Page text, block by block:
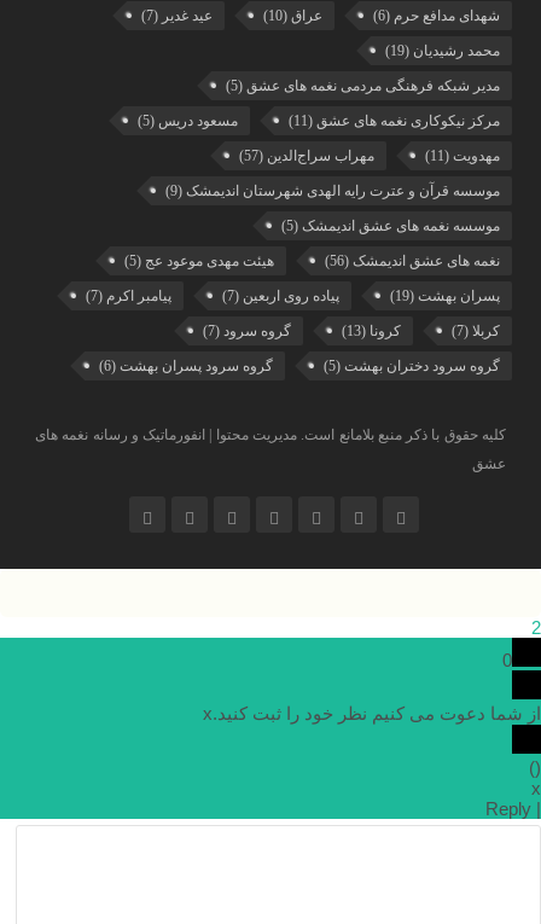
شهدای مدافع حرم (6) عراق (10) عید غدیر (7)
محمد رشیدیان (19)
مدیر شبکه فرهنگی مردمی نغمه های عشق (5)
مرکز نیکوکاری نغمه های عشق (11) مسعود دریس (5)
مهدویت (11) مهراب سراج‌الدین (57)
موسسه قرآن و عترت رایه الهدی شهرستان اندیمشک (9)
موسسه نغمه های عشق اندیمشک (5)
نغمه های عشق اندیمشک (56) هیئت مهدی موعود عج (5)
پسران بهشت (19) پیاده روی اربعین (7) پیامبر اکرم (7)
کربلا (7) کرونا (13) گروه سرود (7)
گروه سرود دختران بهشت (5) گروه سرود پسران بهشت (6)
کلیه حقوق با ذکر منبع بلامانع است. مدیریت محتوا | انفورماتیک و رسانه نغمه های
عشق
2
0
از شما دعوت می کنیم نظر خود را ثبت کنید.x
(
)
x
|
Reply